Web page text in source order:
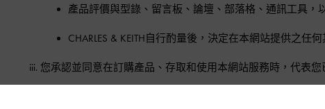
產品評價與型錄、留言板、論壇、部落格、通訊工具，
CHARLES & KEITH自行酌量後，決定在本網站提供之任
您承認並同意在訂購產品、存取和使用本網站服務時，代表您